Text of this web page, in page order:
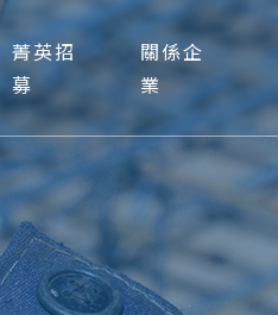
菁英招
募
關係企
業